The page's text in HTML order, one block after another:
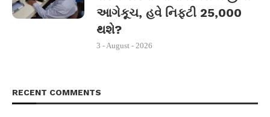
આગેકૂચ, હવે નિફ્ટી 25,000
થશે?
3 - August - 2026
RECENT COMMENTS